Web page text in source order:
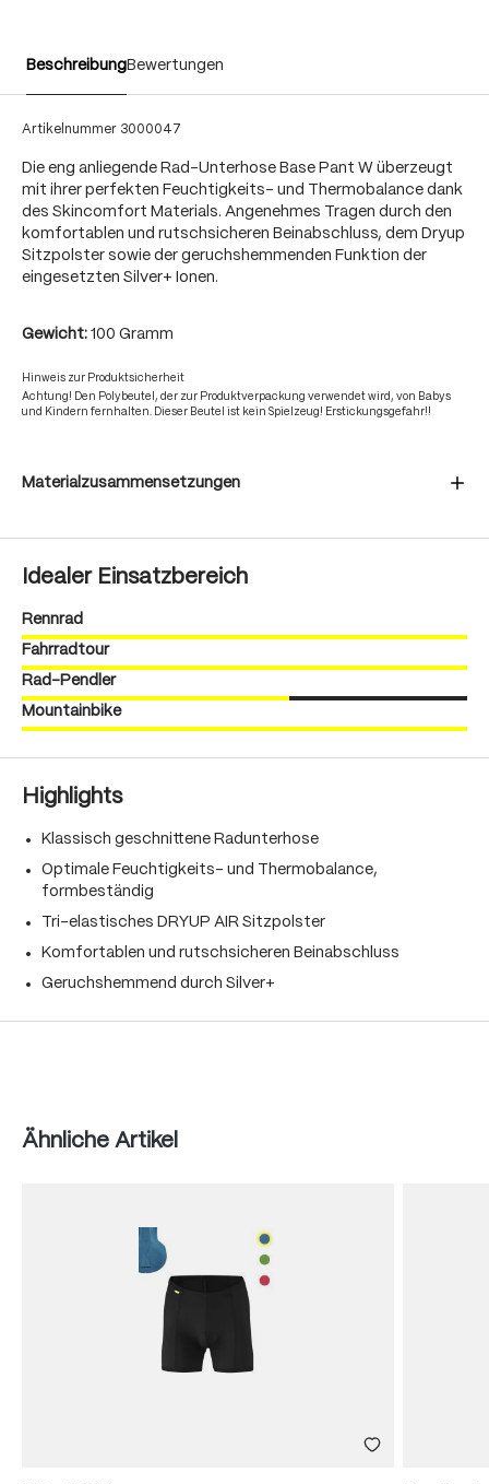
BeschreibungBewertungen
Artikelnummer 3000047
Die eng anliegende Rad-Unterhose Base Pant W überzeugt
mit ihrer perfekten Feuchtigkeits- und Thermobalance dank
des Skincomfort Materials. Angenehmes Tragen durch den
komfortablen und rutschsicheren Beinabschluss, dem Dryup
Sitzpolster sowie der geruchshemmenden Funktion der
eingesetzten Silver+ Ionen.
Gewicht: 100 Gramm
Hinweis zur Produktsicherheit
Achtung! Den Polybeutel, der zur Produktverpackung verwendet wird, von Babys
und Kindern fernhalten. Dieser Beutel ist kein Spielzeug! Erstickungsgefahr!!
Materialzusammensetzungen
Idealer Einsatzbereich
Rennrad
Fahrradtour
Rad-Pendler
Mountainbike
Highlights
Klassisch geschnittene Radunterhose
Optimale Feuchtigkeits- und Thermobalance,
formbeständig
Tri-elastisches DRYUP AIR Sitzpolster
Komfortablen und rutschsicheren Beinabschluss
Geruchshemmend durch Silver+
Produktgalerie überspringen
Ähnliche Artikel